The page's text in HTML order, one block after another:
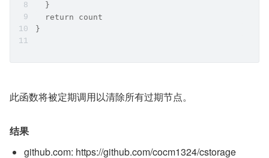
  }
  return count
}
此函数将被定期调用以清除所有过期节点。
结果
github.com: https://github.com/cocm1324/cstorage